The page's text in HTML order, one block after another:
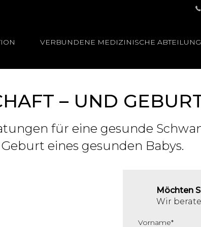
VERBUNDENE MEDIZINISCHE
– UND
für eine gesunde
Geburt eines gesunden Babys.
Möchten
Wir
Vorname*